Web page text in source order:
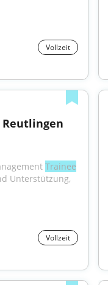
Vollzeit
Reutlingen
Trainee
Unterstützung,
Vollzeit